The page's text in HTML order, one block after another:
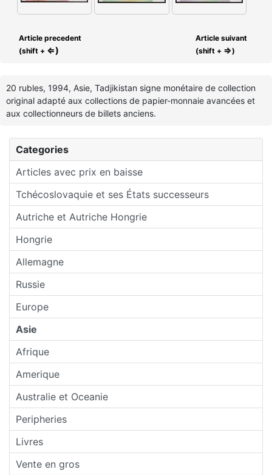
Categories
Articles avec prix en baisse
Tchécoslovaquie et ses États successeurs
Autriche et Autriche Hongrie
Hongrie
Allemagne
Russie
Europe
Asie
Afrique
Amerique
Australie et Oceanie
Peripheries
Livres
Vente en gros
Article precedent
(shift + ⇐)
Article suivant
(shift + ⇒)
20 rubles, 1994, Asie, Tadjikistan signe monétaire de collection
original adapté aux collections de papier-monnaie avancées et
aux collectionneurs de billets anciens.